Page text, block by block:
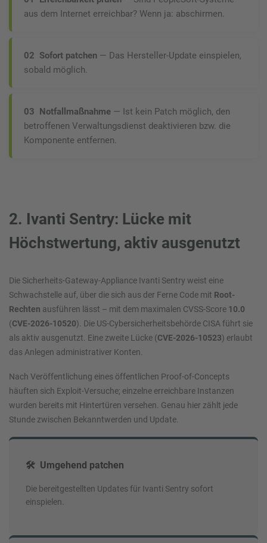
aus dem Internet erreichbar? Wenn ja: abschirmen.
02 Sofort patchen — Das Hersteller-Update einspielen,
sobald möglich.
03 Notfallmaßnahme — Ist kein Patch möglich, den
betroffenen Verwaltungsdienst deaktivieren bzw. die
Komponente entfernen.
2. Ivanti Sentry: Lücke mit
Höchstwertung, aktiv ausgenutzt
Die Sicherheits-Gateway-Appliance Ivanti Sentry weist eine
Schwachstelle auf, über die sich aus der Ferne Code mit Root-
Rechten ausführen lässt – mit dem maximalen CVSS-Score 10.0
(CVE-2026-10520). Die US-Cybersicherheitsbehörde CISA führt sie
als aktiv ausgenutzt. Eine zweite Lücke (CVE-2026-10523) erlaubt
das Anlegen administrativer Konten.
Nach Veröffentlichung eines öffentlichen Proof-of-Concepts
häuften sich Exploit-Versuche; einzelne erreichbare Instanzen
wurden bereits mit Hintertüren versehen. Genau hier zählt jede
Stunde zwischen Bekanntwerden und Update.
🛠️ Umgehend patchen
Die bereitgestellten Updates für Ivanti Sentry sofort
einspielen.